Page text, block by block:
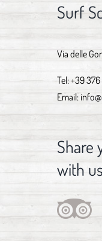
Surf
Via delle
Tel:+39
Email:
Share
with us